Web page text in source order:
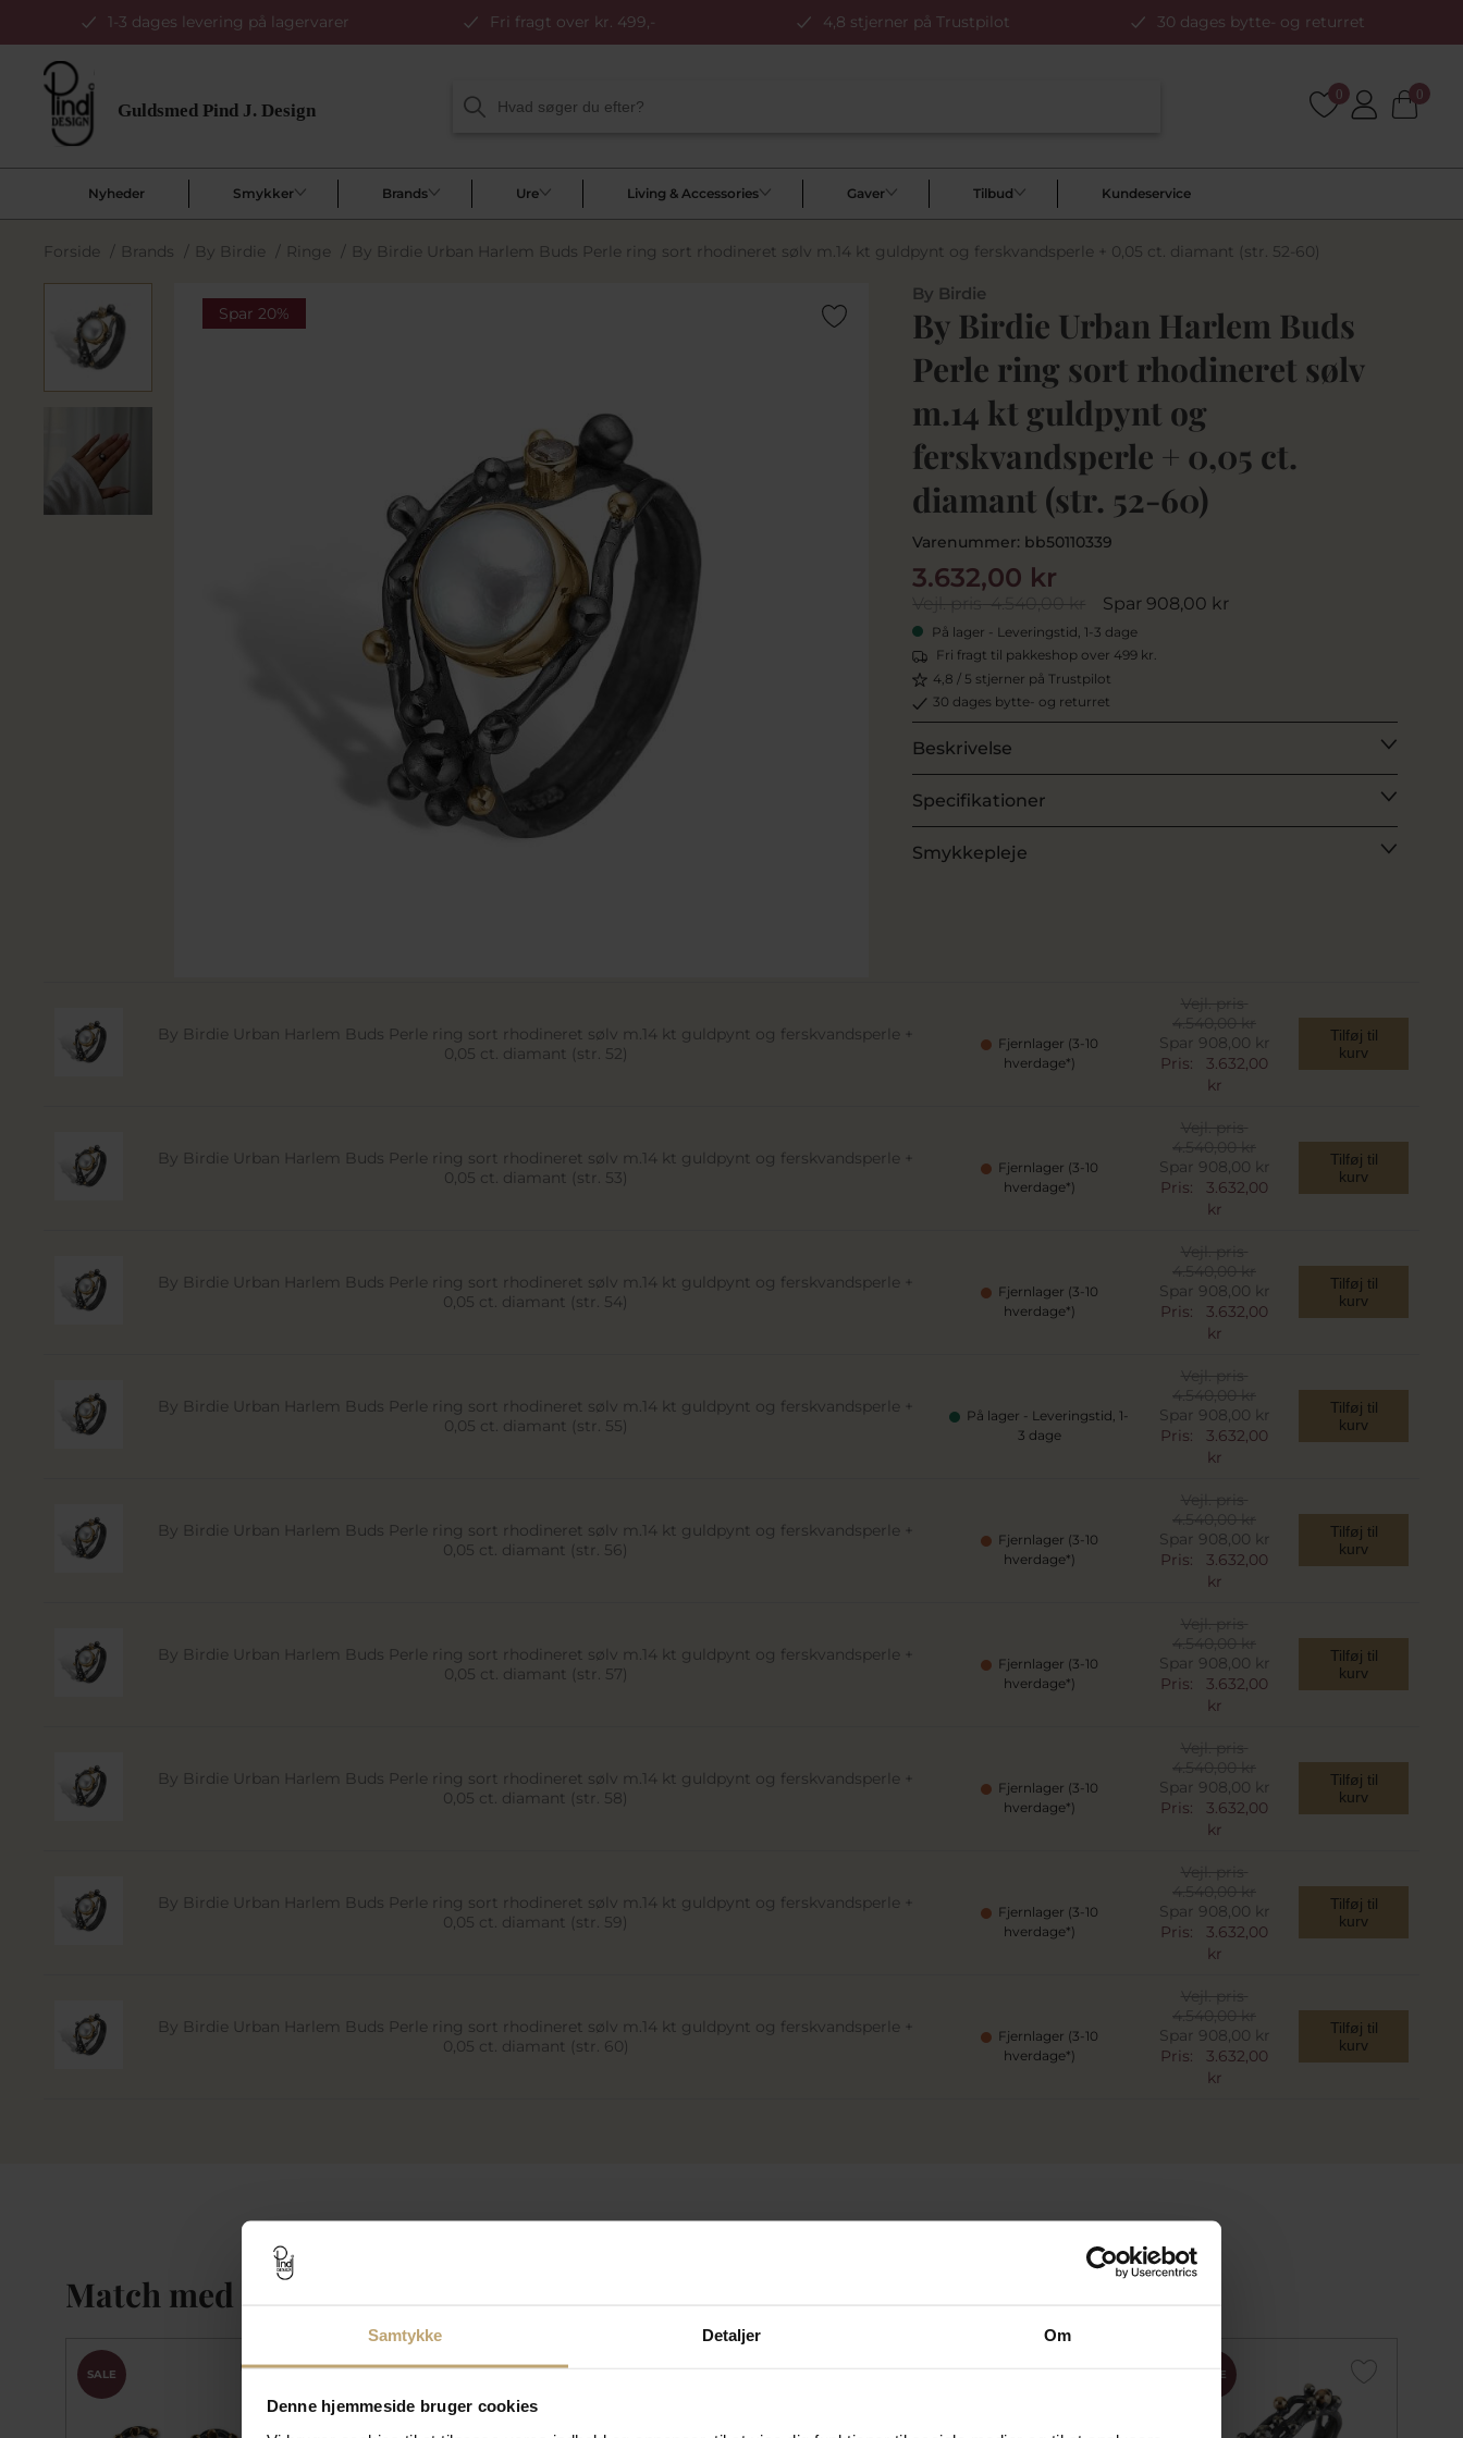
Samtykke Detaljer Om
Denne hjemmeside bruger cookies
1-3 dages levering på lagervarer Fri fragt over kr. 499,- 4,8 stjerner på Trustpilot 30 dages bytte- og returret
0 0
Nyheder Smykker Brands Ure Living & Accessories Gaver Tilbud Kundeservice
Forside / Brands / By Birdie / Ringe / By Birdie Urban Harlem Buds Perle ring sort rhodineret sølv m.14 kt guldpynt og ferskvandsperle + 0,05 ct. diamant (str. 52-60)
Spar 20%
By Birdie
By Birdie Urban Harlem Buds
Perle ring sort rhodineret sølv
m.14 kt guldpynt og
ferskvandsperle + 0,05 ct.
diamant (str. 52-60)
Varenummer: bb50110339
Vejl. pris4.540,00 kr Spar 908,00 kr
3.632,00 kr
På lager - Leveringstid, 1-3 dage
Fri fragt til pakkeshop over 499 kr.
4,8 / 5 stjerner på Trustpilot
30 dages bytte- og returret
Beskrivelse
Specifikationer
Smykkepleje
By Birdie Urban Harlem Buds Perle ring sort rhodineret sølv m.14 kt guldpynt og ferskvandsperle +
0,05 ct. diamant (str. 52)
Fjernlager (3-10
hverdage*)
Vejl. pris
4.540,00 kr
Spar 908,00 kr
Pris:
3.632,00
kr
Tilføj til
kurv
By Birdie Urban Harlem Buds Perle ring sort rhodineret sølv m.14 kt guldpynt og ferskvandsperle +
0,05 ct. diamant (str. 53)
Fjernlager (3-10
hverdage*)
Vejl. pris
4.540,00 kr
Spar 908,00 kr
Pris:
3.632,00
kr
Tilføj til
kurv
By Birdie Urban Harlem Buds Perle ring sort rhodineret sølv m.14 kt guldpynt og ferskvandsperle +
0,05 ct. diamant (str. 54)
Fjernlager (3-10
hverdage*)
Vejl. pris
4.540,00 kr
Spar 908,00 kr
Pris:
3.632,00
kr
Tilføj til
kurv
By Birdie Urban Harlem Buds Perle ring sort rhodineret sølv m.14 kt guldpynt og ferskvandsperle +
0,05 ct. diamant (str. 55)
På lager - Leveringstid, 1-
3 dage
Vejl. pris
4.540,00 kr
Spar 908,00 kr
Pris:
3.632,00
kr
Tilføj til
kurv
By Birdie Urban Harlem Buds Perle ring sort rhodineret sølv m.14 kt guldpynt og ferskvandsperle +
0,05 ct. diamant (str. 56)
Fjernlager (3-10
hverdage*)
Vejl. pris
4.540,00 kr
Spar 908,00 kr
Pris:
3.632,00
kr
Tilføj til
kurv
By Birdie Urban Harlem Buds Perle ring sort rhodineret sølv m.14 kt guldpynt og ferskvandsperle +
0,05 ct. diamant (str. 57)
Fjernlager (3-10
hverdage*)
Vejl. pris
4.540,00 kr
Spar 908,00 kr
Pris:
3.632,00
kr
Tilføj til
kurv
By Birdie Urban Harlem Buds Perle ring sort rhodineret sølv m.14 kt guldpynt og ferskvandsperle +
0,05 ct. diamant (str. 58)
Fjernlager (3-10
hverdage*)
Vejl. pris
4.540,00 kr
Spar 908,00 kr
Pris:
3.632,00
kr
Tilføj til
kurv
By Birdie Urban Harlem Buds Perle ring sort rhodineret sølv m.14 kt guldpynt og ferskvandsperle +
0,05 ct. diamant (str. 59)
Fjernlager (3-10
hverdage*)
Vejl. pris
4.540,00 kr
Spar 908,00 kr
Pris:
3.632,00
kr
Tilføj til
kurv
By Birdie Urban Harlem Buds Perle ring sort rhodineret sølv m.14 kt guldpynt og ferskvandsperle +
0,05 ct. diamant (str. 60)
Fjernlager (3-10
hverdage*)
Vejl. pris
4.540,00 kr
Spar 908,00 kr
Pris:
3.632,00
kr
Tilføj til
kurv
Match med
SALE SALE